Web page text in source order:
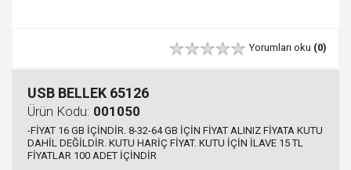
Yorumları oku (0)
USB BELLEK 65126
Ürün Kodu: 001050
-FİYAT 16 GB İÇİNDİR. 8-32-64 GB İÇİN FİYAT ALINIZ FİYATA KUTU
DAHİL DEĞİLDİR. KUTU HARİÇ FİYAT. KUTU İÇİN İLAVE 15 TL
FİYATLAR 100 ADET İÇİNDİR